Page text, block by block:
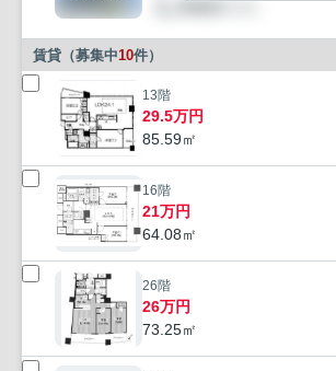
賃貸（募集中10件）
13階
29.5万円
85.59㎡
16階
21万円
64.08㎡
26階
26万円
73.25㎡